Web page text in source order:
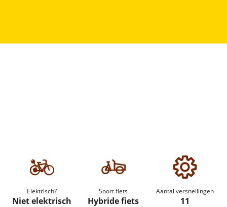
Elektrisch?
Niet elektrisch
Soort fiets
Hybride fiets
Aantal versnellingen
11